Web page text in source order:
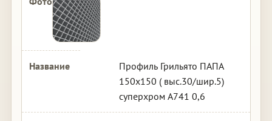
Профиль Грильято ПАПА
150х150 ( выс.30/шир.5)
суперхром А741 0,6